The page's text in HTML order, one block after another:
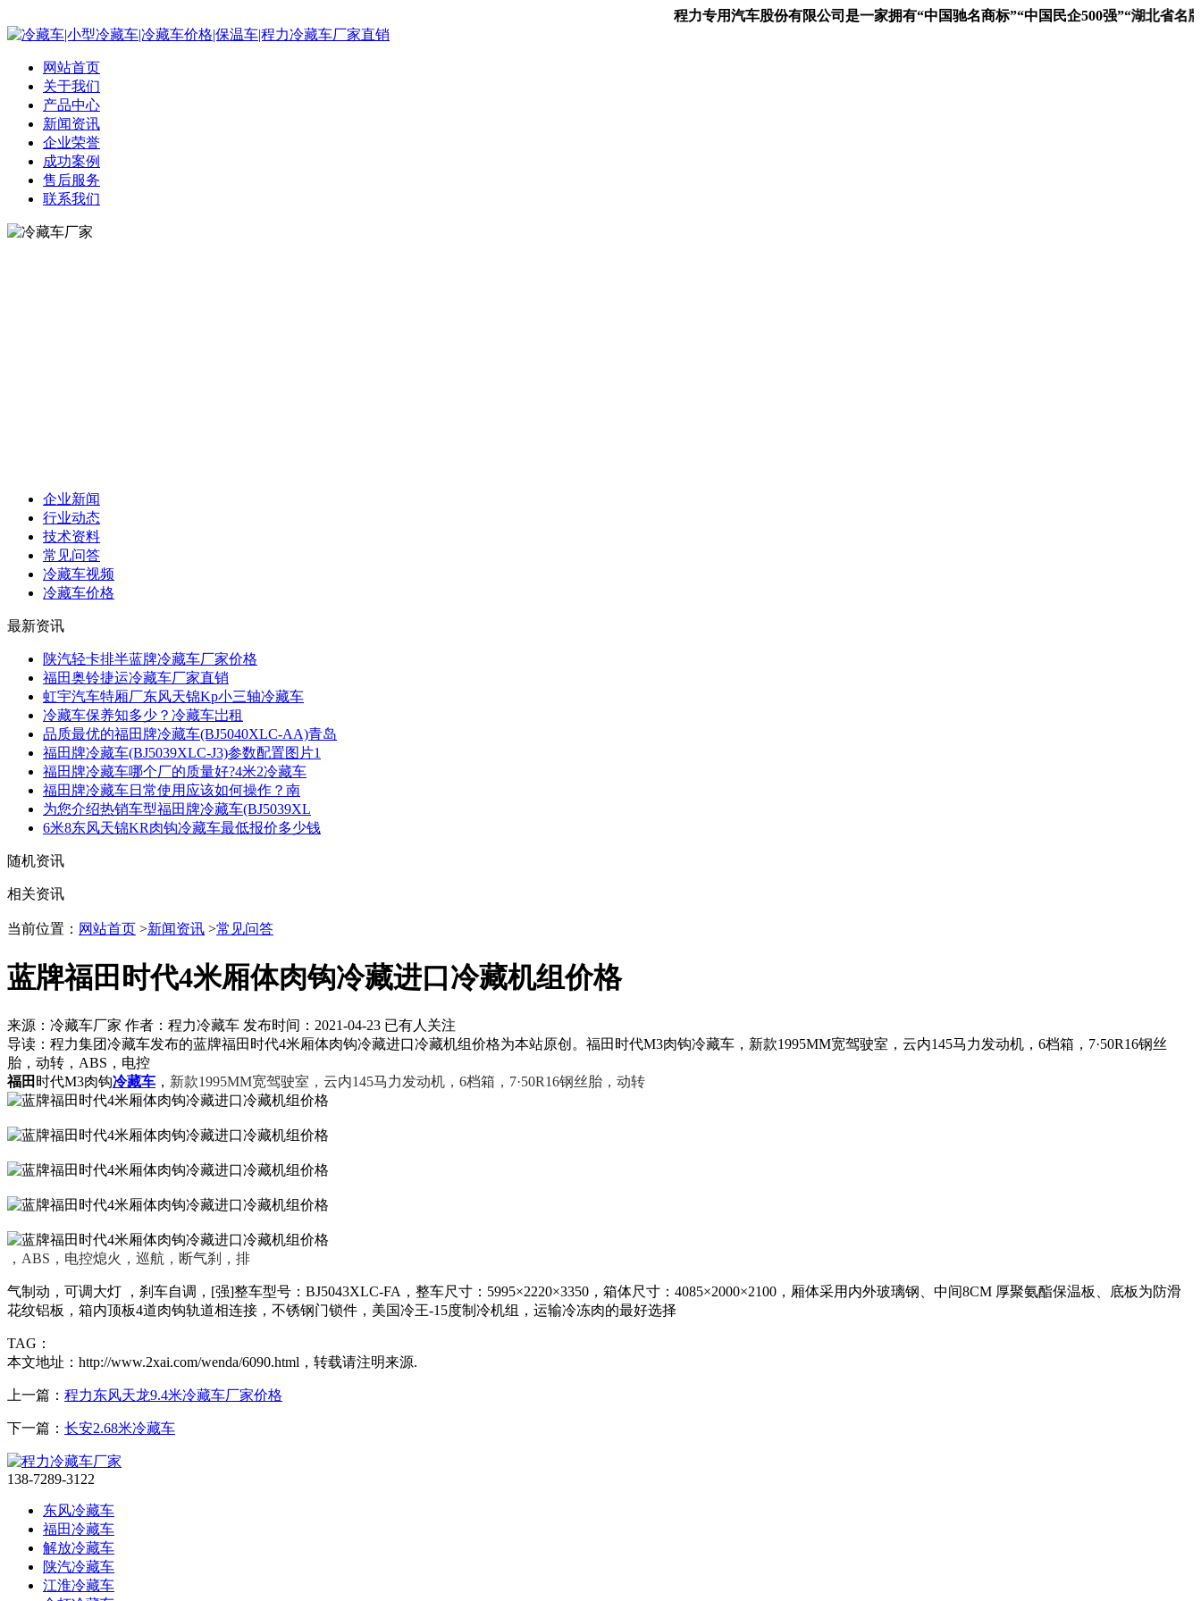
程力专用汽车股份有限公司是一家拥有“中国驰名商标”“中国民企500强”“湖北省名牌
网站首页
关于我们
产品中心
新闻资讯
企业荣誉
成功案例
售后服务
联系我们
企业新闻
行业动态
技术资料
常见问答
冷藏车视频
冷藏车价格
最新资讯
陕汽轻卡排半蓝牌冷藏车厂家价格
福田奥铃捷运冷藏车厂家直销
虹宇汽车特厢厂东风天锦Kp小三轴冷藏车
冷藏车保养知多少？冷藏车岀租
品质最优的福田牌冷藏车(BJ5040XLC-AA)青岛
福田牌冷藏车(BJ5039XLC-J3)参数配置图片1
福田牌冷藏车哪个厂的质量好?4米2冷藏车
福田牌冷藏车日常使用应该如何操作？南
为您介绍热销车型福田牌冷藏车(BJ5039XL
6米8东风天锦KR肉钩冷藏车最低报价多少钱
随机资讯
相关资讯
当前位置： 网站首页 >新闻资讯 >常见问答
蓝牌福田时代4米厢体肉钩冷藏进口冷藏机组价格
来源：冷藏车厂家 作者：程力冷藏车 发布时间： 2021-04-23 已有人关注
导读： 程力集团冷藏车发布的蓝牌福田时代4米厢体肉钩冷藏进口冷藏机组价格为本站原创。福田时代M3肉钩冷藏车，新款1995MM宽驾驶室，云内145马力发动机，6档箱，7·50R16钢丝
胎，动转，ABS，电控
福田 时代M3肉钩冷藏车 ， 新款1995MM宽驾驶室，云内145马力发动机，6档箱，7·50R16钢丝胎，动转
，ABS，电控熄火，巡航，断气刹，排
气制动，可调大灯 ，刹车自调，[强]整车型号：BJ5043XLC-FA，整车尺寸：5995×2220×3350，箱体尺寸：4085×2000×2100，厢体采用内外玻璃钢、中间8CM 厚聚氨酯保温板、底板为防滑
花纹铝板，箱内顶板4道肉钩轨道相连接，不锈钢门锁件，美国冷王-15度制冷机组，运输冷冻肉的最好选择
TAG：
本文地址：http://www.2xai.com/wenda/6090.html，转载请注明来源.
上一篇： 程力东风天龙9.4米冷藏车厂家价格
下一篇： 长安2.68米冷藏车
138-7289-3122
东风冷藏车
福田冷藏车
解放冷藏车
陕汽冷藏车
江淮冷藏车